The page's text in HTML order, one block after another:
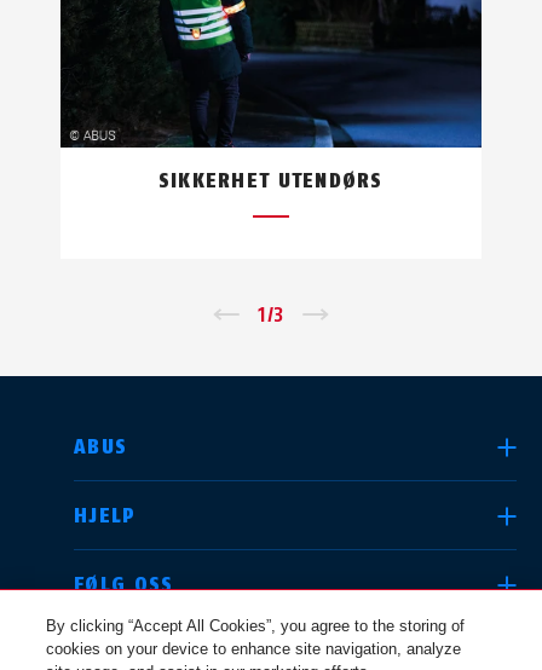
SIKKERHET UTENDØRS
1/3
ABUS
HJELP
FØLG OSS
JURIDISK
VELG LAND
Deutschland
By clicking “Accept All Cookies”, you agree to the storing of
cookies on your device to enhance site navigation, analyze